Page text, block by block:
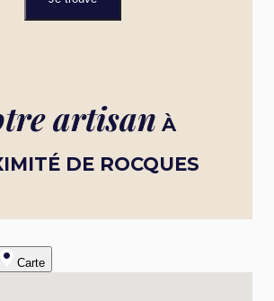
artisan À
DE ROCQUES
Carte